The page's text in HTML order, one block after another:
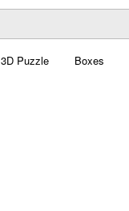
3D Puzzle Boxes